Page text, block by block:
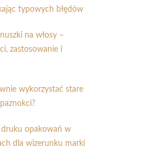
typowych błędów
na włosy –
zastosowanie i
wykorzystać stare
druku opakowań w
dla wizerunku marki